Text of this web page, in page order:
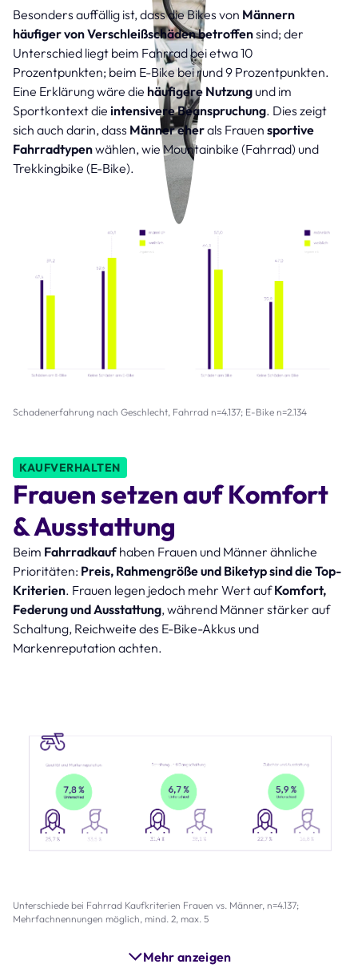
Besonders auffällig ist, dass die Bikes von Männern
häufiger von Verschleißschäden betroffensind; der
Unterschied liegt beim Fahrrad bei etwa 10
Prozentpunkten; beim E-Bike bei rund 9 Prozentpunkten.
Eine Erklärung wäre die häufigere Nutzung und im
Sportkontext die intensivere Beanspruchung. Dies zeigt
sich auch darin, dass Männer eherals Frauen sportive
Fahrradtypenwählen, wie Mountainbike (Fahrrad) und
Trekkingbike (E-Bike).
Schadenerfahrung nach Geschlecht, Fahrrad n=4.137; E-Bike n=2.134
KAUFVERHALTEN
Frauen setzen auf Komfort
& Ausstattung
Beim Fahrradkaufhaben Frauen und Männer ähnliche
Prioritäten: Preis, Rahmengröße und Biketyp sind die Top-
Kriterien. Frauen legen jedoch mehr Wert aufKomfort,
Federung und Ausstattung, während Männer stärker auf
Schaltung, Reichweite des E-Bike-Akkus und
Markenreputation achten.
Unterschiede bei Fahrrad Kaufkriterien Frauen vs. Männer, n=4.137;
Mehrfachnennungen möglich, mind. 2, max. 5
Mehr anzeigen